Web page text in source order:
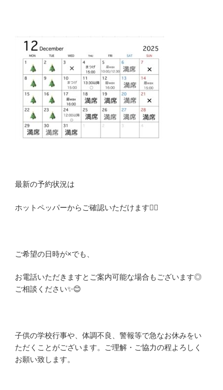
最新の予約状況は
ホットペッパーからご確認いただけます🙆‍♀️
ご希望の日時が×でも、
お電話いただきますとご案内可能な場合もございます◎
ご相談ください✨😊
子供の学校行事や、体調不良、警報等で急なお休みをい
ただくことがございます。ご理解・ご協力の程よろしく
お願い致します。